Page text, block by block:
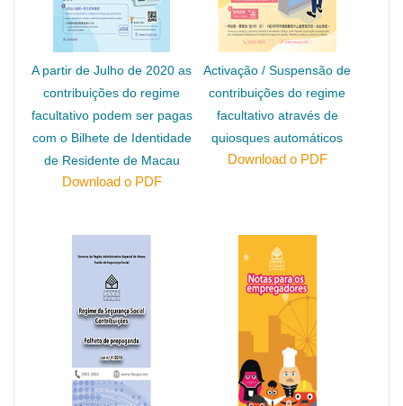
A partir de Julho de 2020 as
contribuições do regime
facultativo podem ser pagas
com o Bilhete de Identidade
de Residente de Macau
Download o PDF
Activação / Suspensão de
contribuições do regime
facultativo através de
quiosques automáticos
Download o PDF